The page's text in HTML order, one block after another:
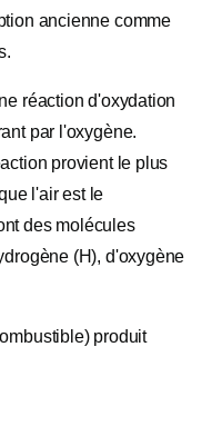
ancienne comme
réaction d'oxydation
par l'oxygène.
provient le plus
l'air est le
des molécules
(H), d'oxygène
produit